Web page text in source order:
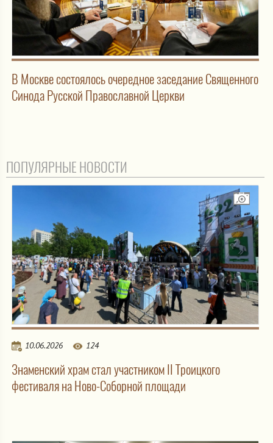
В Москве состоялось очередное заседание Священного
Синода Русской Православной Церкви
ПОПУЛЯРНЫЕ НОВОСТИ
10.06.2026 124
Знаменский храм стал участником II Троицкого
фестиваля на Ново-Соборной площади